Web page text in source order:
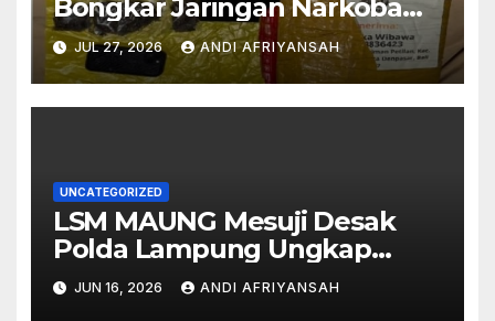
Bongkar Jaringan Narkoba
Medan–Bali, 6 Kilogram Ganja
Digagalkan
JUL 27, 2026 ANDI AFRIYANSAH
UNCATEGORIZED
LSM MAUNG Mesuji Desak
Polda Lampung Ungkap
Semua Pihak di Balik Korupsi
Islamic Center-
JUN 16, 2026 ANDI AFRIYANSAH